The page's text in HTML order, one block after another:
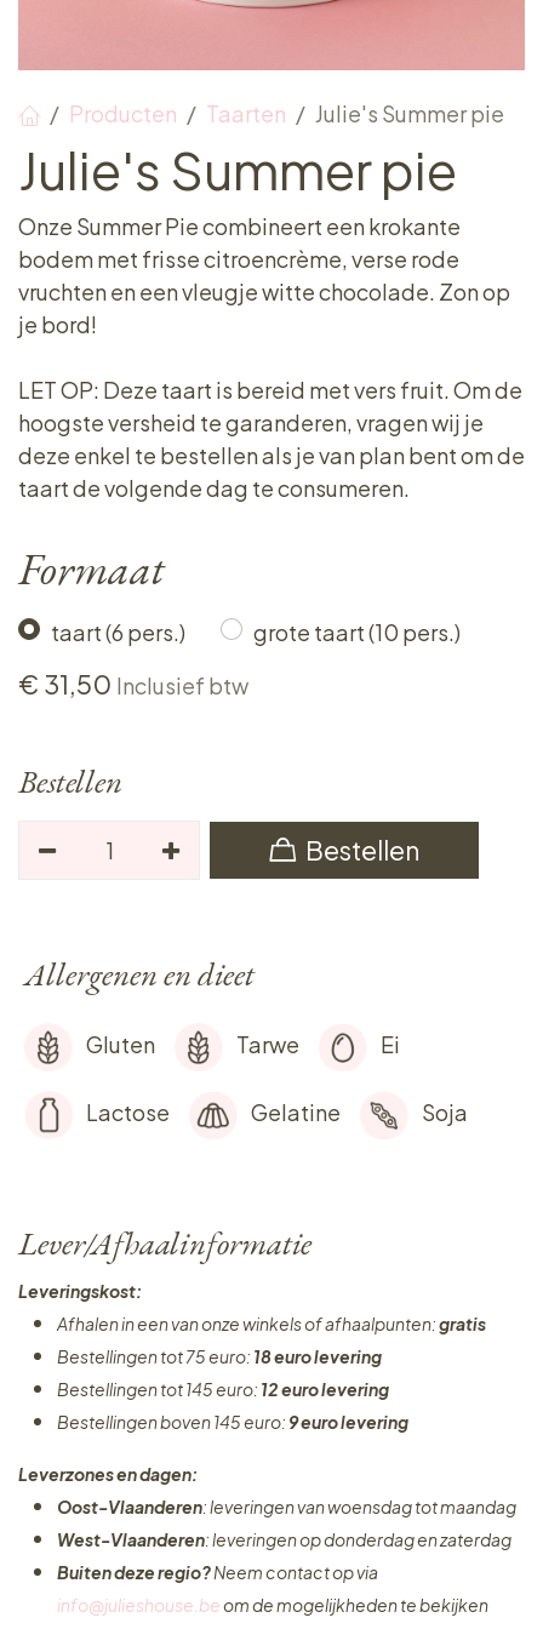
Producten Taarten Julie's Summer pie
Julie's Summer pie
Onze Summer Pie combineert een krokante
bodem met frisse citroencrème, verse rode
vruchten en een vleugje witte chocolade. Zon op
je bord!
LET OP: Deze taart is bereid met vers fruit. Om de
hoogste versheid te garanderen, vragen wij je
deze enkel te bestellen als je van plan bent om de
taart de volgende dag te consumeren.
Formaat
taart (6 pers.) grote taart (10 pers.)
€ 31,50 Inclusief btw
Bestellen
Bestellen
Allergenen en dieet
Gluten Tarwe Ei
Lactose Gelatine Soja
Lever/Afhaalinformatie
Leveringskost:
Afhalen in een van onze winkels of afhaalpunten:gratis
Bestellingen tot 75 euro: 18 euro levering
Bestellingen tot 145 euro: 12 euro levering
Bestellingen boven 145 euro: 9 euro levering
Leverzones en dagen:
Oost-Vlaanderen: leveringen van woensdag tot maandag
West-Vlaanderen: leveringen op donderdag en zaterdag
Buiten deze regio?Neem contact op via
info@julieshouse.beom de mogelijkheden te bekijken